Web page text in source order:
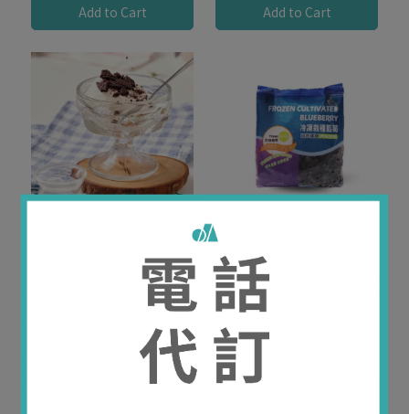
Add to Cart Add to Cart
NT$1,095
Add to Cart